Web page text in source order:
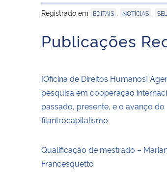
Registrado em
EDITAIS NOTÍCIAS
Publicações
[Oficina de Direitos Humanos]
pesquisa em cooperação
passado, presente, e o avanço do
filantrocapitalismo
Qualificação de mestrado –
Francesquetto